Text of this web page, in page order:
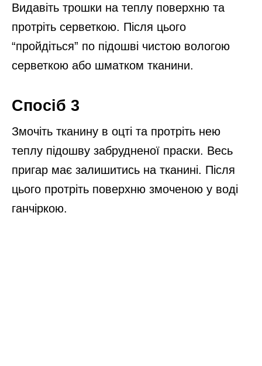
Видавіть трошки на теплу поверхню та
протріть серветкою. Після цього
“пройдіться” по підошві чистою вологою
серветкою або шматком тканини.
Спосіб 3
Змочіть тканину в оцті та протріть нею
теплу підошву забрудненої праски. Весь
пригар має залишитись на тканині. Після
цього протріть поверхню змоченою у воді
ганчіркою.